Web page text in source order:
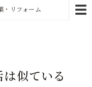
☰
・リフォーム
似ている